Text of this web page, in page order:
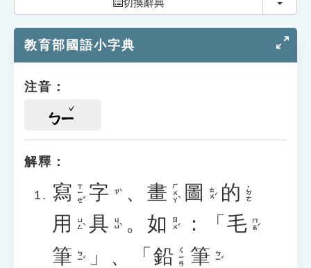
切換辭典
教育部國語小字典
注音：
ㄅㄧ
解釋：
寫 ㄒㄧㄝˇ 字 ㄗˋ 、 畫 ㄏㄨㄚˋ 圖 ㄊㄨˊ 的 ˙ㄉㄜ
用 ㄩㄥˋ 具 ㄐㄩˋ 。 如 ㄖㄨˊ ：「 毛 ㄇㄠˊ
筆 ㄅㄧˇ 」、「 鉛 ㄑㄧㄢ 筆 ㄅㄧˇ